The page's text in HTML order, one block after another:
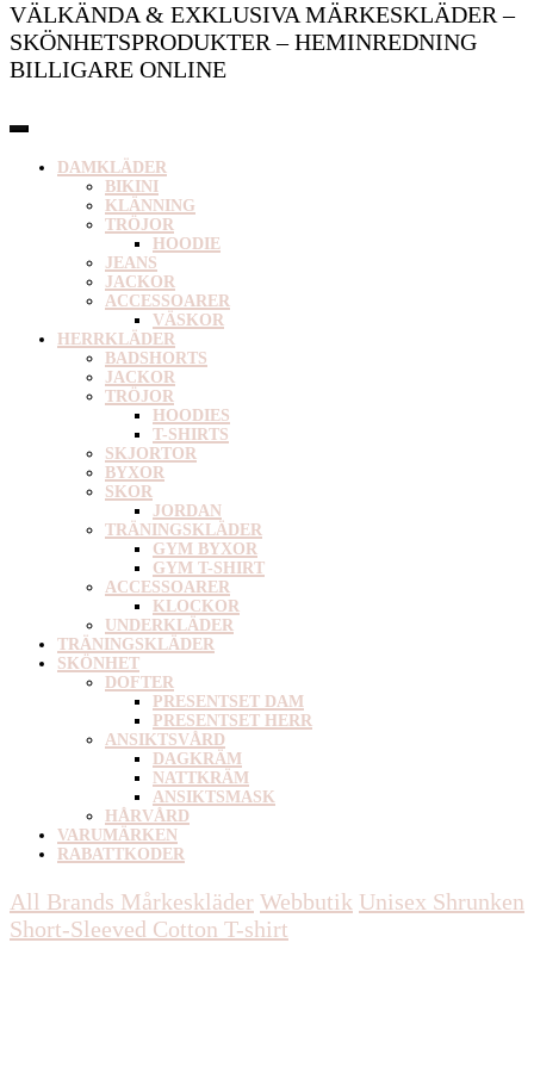
VÄLKÄNDA & EXKLUSIVA MÄRKESKLÄDER –
SKÖNHETSPRODUKTER – HEMINREDNING
BILLIGARE ONLINE
DAMKLÄDER
BIKINI
KLÄNNING
TRÖJOR
HOODIE
JEANS
JACKOR
ACCESSOARER
VÄSKOR
HERRKLÄDER
BADSHORTS
JACKOR
TRÖJOR
HOODIES
T-SHIRTS
SKJORTOR
BYXOR
SKOR
JORDAN
TRÄNINGSKLÄDER
GYM BYXOR
GYM T-SHIRT
ACCESSOARER
KLOCKOR
UNDERKLÄDER
TRÄNINGSKLÄDER
SKÖNHET
DOFTER
PRESENTSET DAM
PRESENTSET HERR
ANSIKTSVÅRD
DAGKRÄM
NATTKRÄM
ANSIKTSMASK
HÅRVÅRD
VARUMÄRKEN
RABATTKODER
All Brands Mårkeskläder Webbutik Unisex Shrunken
Short-Sleeved Cotton T-shirt